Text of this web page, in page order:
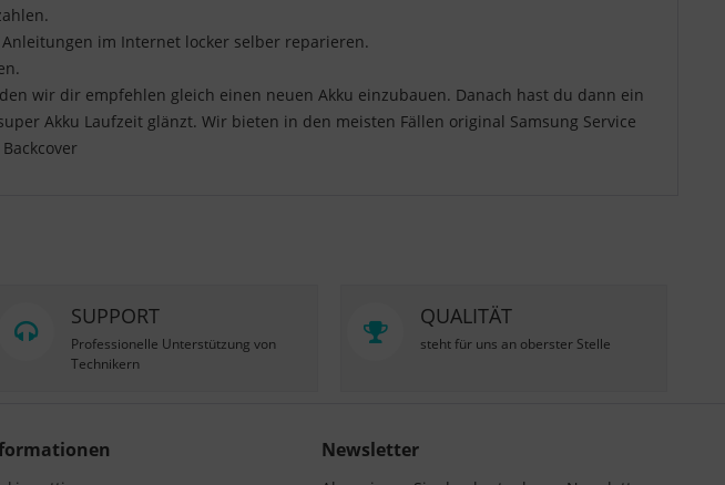
im Internet locker selber reparieren.
wir dir empfehlen gleich einen neuen Akku einzubauen. Danach hast du dann ein
Akku Laufzeit glänzt. Wir bieten in den meisten Fällen original Samsung Service
SUPPORT
Professionelle Unterstützung von
Technikern
QUALITÄT
steht für uns an oberster Stelle
Newsletter